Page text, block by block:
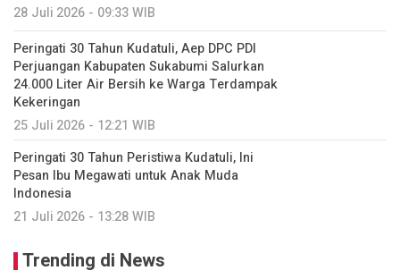
28 Juli 2026 - 09:33 WIB
Peringati 30 Tahun Kudatuli, Aep DPC PDI
Perjuangan Kabupaten Sukabumi Salurkan
24.000 Liter Air Bersih ke Warga Terdampak
Kekeringan
25 Juli 2026 - 12:21 WIB
Peringati 30 Tahun Peristiwa Kudatuli, Ini
Pesan Ibu Megawati untuk Anak Muda
Indonesia
21 Juli 2026 - 13:28 WIB
Trending di News